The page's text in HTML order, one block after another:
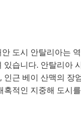
도시 안탈리아는
있습니다. 안탈리아
인근 베이 산맥의 장
혹적인 지중해 도시